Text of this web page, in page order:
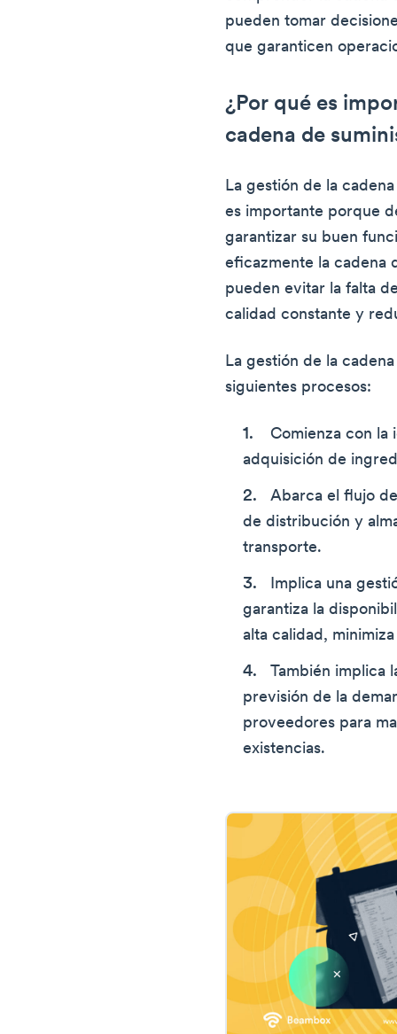
pueden tomar
que garanticen
¿Por qué es
cadena de
La gestión de la
es importante porque
garantizar su buen
eficazmente la cadena
pueden evitar la falta
calidad constante y
La gestión de la
siguientes procesos:
Comienza con
adquisición de
Abarca el flujo
de distribución y
transporte.
Implica una
garantiza la
alta calidad,
También implica
previsión de la
proveedores para
existencias.